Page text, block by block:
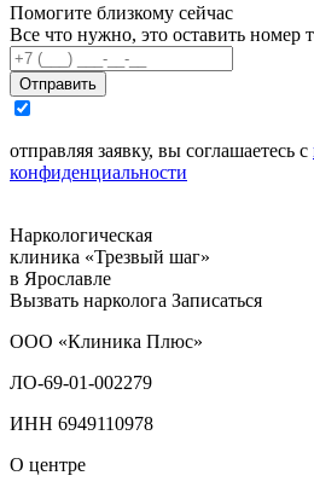
Помогите близкому сейчас
Все что нужно, это оставить номер
Отправить
отправляя заявку, вы соглашаетесь с
конфиденциальности
Наркологическая
клиника «Трезвый шаг»
в Ярославле
Вызвать нарколога Записаться
ООО «Клиника Плюс»
ЛО-69-01-002279
ИНН 6949110978
О центре